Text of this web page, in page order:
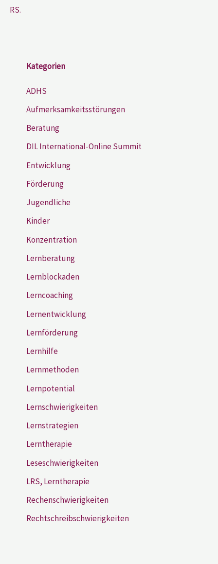
RS.
Kategorien
ADHS
Aufmerksamkeitsstörungen
Beratung
DIL International-Online Summit
Entwicklung
Förderung
Jugendliche
Kinder
Konzentration
Lernberatung
Lernblockaden
Lerncoaching
Lernentwicklung
Lernförderung
Lernhilfe
Lernmethoden
Lernpotential
Lernschwierigkeiten
Lernstrategien
Lerntherapie
Leseschwierigkeiten
LRS, Lerntherapie
Rechenschwierigkeiten
Rechtschreibschwierigkeiten